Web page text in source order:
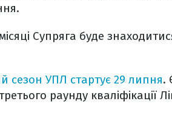
Супряга буде
сезон УПЛ стартує 29 липня.
раунду кваліфікації